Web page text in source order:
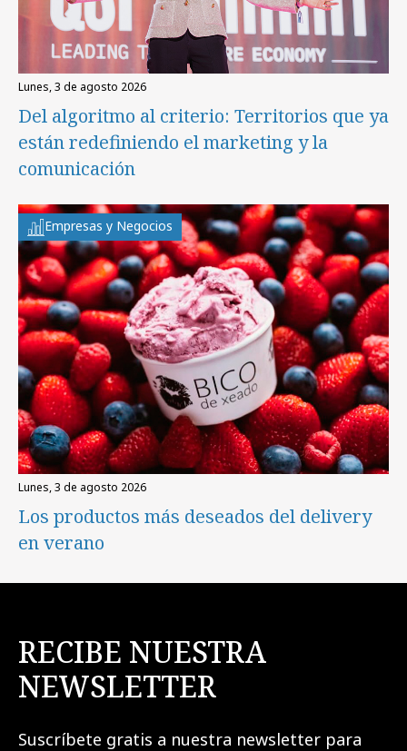
lunes, 3 de agosto 2026
Del algoritmo al criterio: Territorios que ya
están redefiniendo el marketing y la
comunicación
Empresas y Negocios
lunes, 3 de agosto 2026
Los productos más deseados del delivery
en verano
RECIBE NUESTRA
NEWSLETTER
Suscríbete gratis a nuestra newsletter para